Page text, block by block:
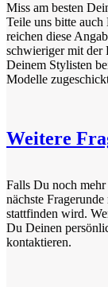
Miss am besten
Teile uns bitte
reichen diese
schwieriger mit der
Deinem Stylisten
Modelle
Weitere
Falls Du noch
nächste
stattfinden wird.
Du Deinen
kontaktieren.